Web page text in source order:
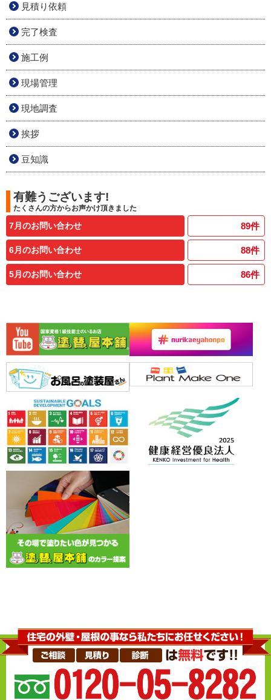
見積り依頼
完了検査
施工例
現場管理
現地調査
挨拶
豆知識
有難うございます!
たくさんの方からお声かけ頂きました
7月のお問い合わせ 89件
6月のお問い合わせ 88件
5月のお問い合わせ 86件